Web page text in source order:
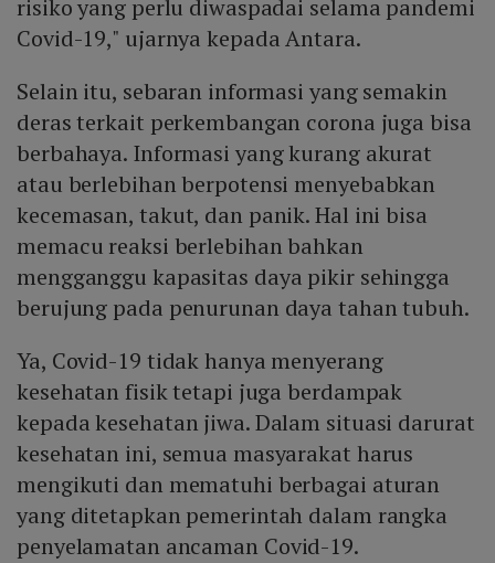
risiko yang perlu diwaspadai selama pandemi
Covid-19," ujarnya kepada Antara.
Selain itu, sebaran informasi yang semakin
deras terkait perkembangan corona juga bisa
berbahaya. Informasi yang kurang akurat
atau berlebihan berpotensi menyebabkan
kecemasan, takut, dan panik. Hal ini bisa
memacu reaksi berlebihan bahkan
mengganggu kapasitas daya pikir sehingga
berujung pada penurunan daya tahan tubuh.
Ya, Covid-19 tidak hanya menyerang
kesehatan fisik tetapi juga berdampak
kepada kesehatan jiwa. Dalam situasi darurat
kesehatan ini, semua masyarakat harus
mengikuti dan mematuhi berbagai aturan
yang ditetapkan pemerintah dalam rangka
penyelamatan ancaman Covid-19.